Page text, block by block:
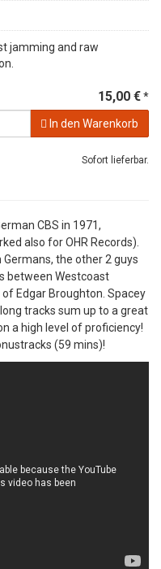
jamming and raw
15,00 €*
In den Warenkorb
Sofort lieferbar.
CBS in 1971,
also for OHR Records).
the other 2 guys
between Westcoast
Edgar Broughton. Spacey
tracks sum up to a great
a high level of proficiency!
(59 mins)!